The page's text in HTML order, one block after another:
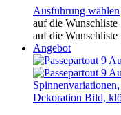
Ausführung wählen
auf die Wunschliste
auf die Wunschliste
Angebot